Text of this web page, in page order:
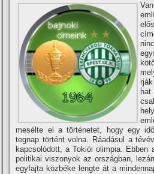
mesélte el a történetet, hogy egy
tegnap történt volna. Ráadásul a
kapcsolódott, a Tokiói olimpia. Ebben
politikai viszonyok az országban,
egyfajta közbéke lengte át a